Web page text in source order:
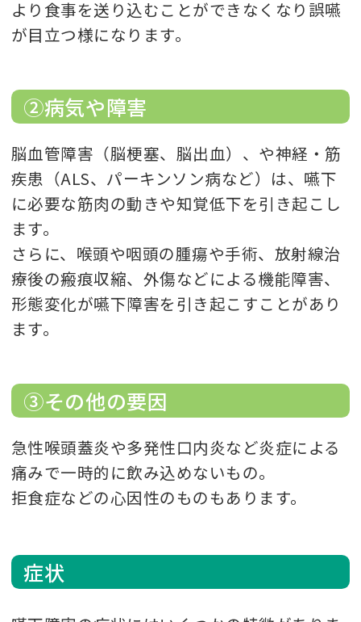
より食事を送り込むことができなくなり誤嚥
が目立つ様になります。
②病気や障害
脳血管障害（脳梗塞、脳出血）、や神経・筋
疾患（ALS、パーキンソン病など）は、嚥下
に必要な筋肉の動きや知覚低下を引き起こし
ます。
さらに、喉頭や咽頭の腫瘍や手術、放射線治
療後の瘢痕収縮、外傷などによる機能障害、
形態変化が嚥下障害を引き起こすことがあり
ます。
③その他の要因
急性喉頭蓋炎や多発性口内炎など炎症による
痛みで一時的に飲み込めないもの。
拒食症などの心因性のものもあります。
症状